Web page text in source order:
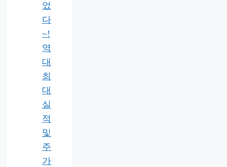
었
다
~!
역
대
최
대
실
적
및
주
가